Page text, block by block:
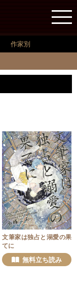
作家別
文筆家は独占と溺愛の果
てに
無料立ち読み